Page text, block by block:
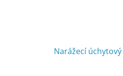
Narážecí